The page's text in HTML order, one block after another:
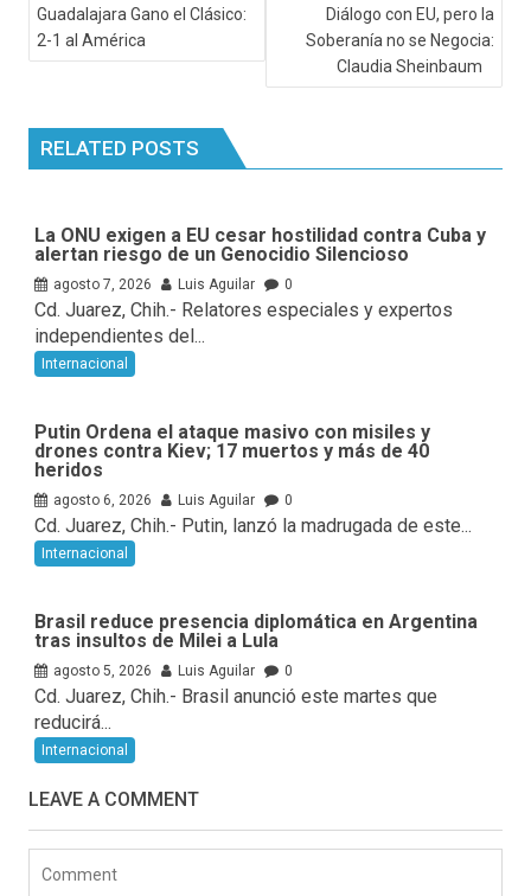
Guadalajara Gano el Clásico:
2-1 al América
Diálogo con EU, pero la
Soberanía no se Negocia:
Claudia Sheinbaum
RELATED POSTS
La ONU exigen a EU cesar hostilidad contra Cuba y
alertan riesgo de un Genocidio Silencioso
agosto 7, 2026 Luis Aguilar 0
Cd. Juarez, Chih.- Relatores especiales y expertos
independientes del...
Internacional
Putin Ordena el ataque masivo con misiles y
drones contra Kiev; 17 muertos y más de 40
heridos
agosto 6, 2026 Luis Aguilar 0
Cd. Juarez, Chih.- Putin, lanzó la madrugada de este...
Internacional
Brasil reduce presencia diplomática en Argentina
tras insultos de Milei a Lula
agosto 5, 2026 Luis Aguilar 0
Cd. Juarez, Chih.- Brasil anunció este martes que
reducirá...
Internacional
LEAVE A COMMENT